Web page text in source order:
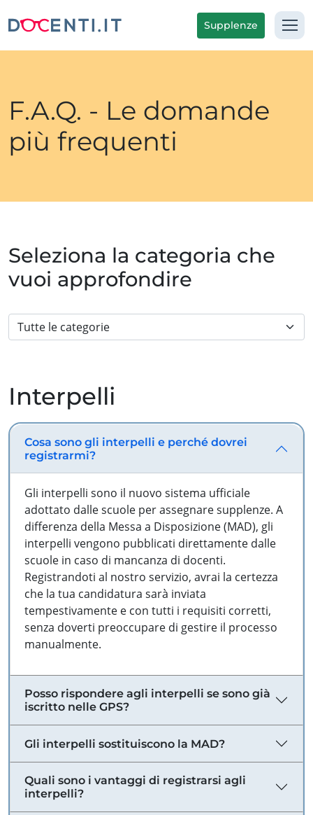
Supplenze
F.A.Q. - Le domande
più frequenti
Seleziona la categoria che
vuoi approfondire
Interpelli
Cosa sono gli interpelli e perché dovrei
registrarmi?
Gli interpelli sono il nuovo sistema ufficiale
adottato dalle scuole per assegnare supplenze. A
differenza della Messa a Disposizione (MAD), gli
interpelli vengono pubblicati direttamente dalle
scuole in caso di mancanza di docenti.
Registrandoti al nostro servizio, avrai la certezza
che la tua candidatura sarà inviata
tempestivamente e con tutti i requisiti corretti,
senza doverti preoccupare di gestire il processo
manualmente.
Posso rispondere agli interpelli se sono già
iscritto nelle GPS?
Gli interpelli sostituiscono la MAD?
Quali sono i vantaggi di registrarsi agli
interpelli?